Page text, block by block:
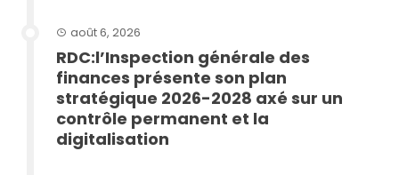
août 6, 2026
RDC:l’Inspection générale des
finances présente son plan
stratégique 2026-2028 axé sur un
contrôle permanent et la
digitalisation